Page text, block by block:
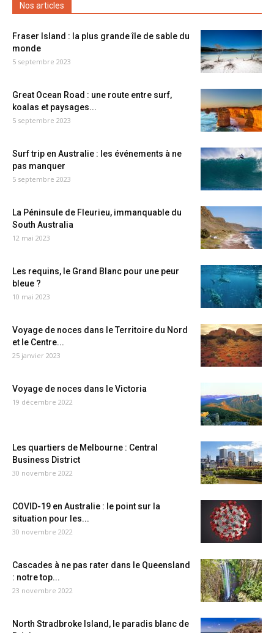
Nos articles
Fraser Island : la plus grande île de sable du
monde
5 septembre 2023
Great Ocean Road : une route entre surf,
koalas et paysages...
5 septembre 2023
Surf trip en Australie : les événements à ne
pas manquer
5 septembre 2023
La Péninsule de Fleurieu, immanquable du
South Australia
12 mai 2023
Les requins, le Grand Blanc pour une peur
bleue ?
10 mai 2023
Voyage de noces dans le Territoire du Nord
et le Centre...
25 janvier 2023
Voyage de noces dans le Victoria
19 décembre 2022
Les quartiers de Melbourne : Central
Business District
30 novembre 2022
COVID-19 en Australie : le point sur la
situation pour les...
30 novembre 2022
Cascades à ne pas rater dans le Queensland
: notre top...
23 novembre 2022
North Stradbroke Island, le paradis blanc de